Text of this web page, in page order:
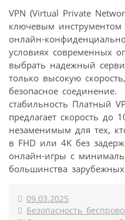
VPN (Virtual Private
ключевым инструментом
онлайн-
условиях современных
выбрать надежный
только высокую
безопасное
стабильность Платный
предлагает скорость до
незаменимым для тех,
в FHD или 4K без
онлайн-игры с
большинства
09.03.2025
Безопасность